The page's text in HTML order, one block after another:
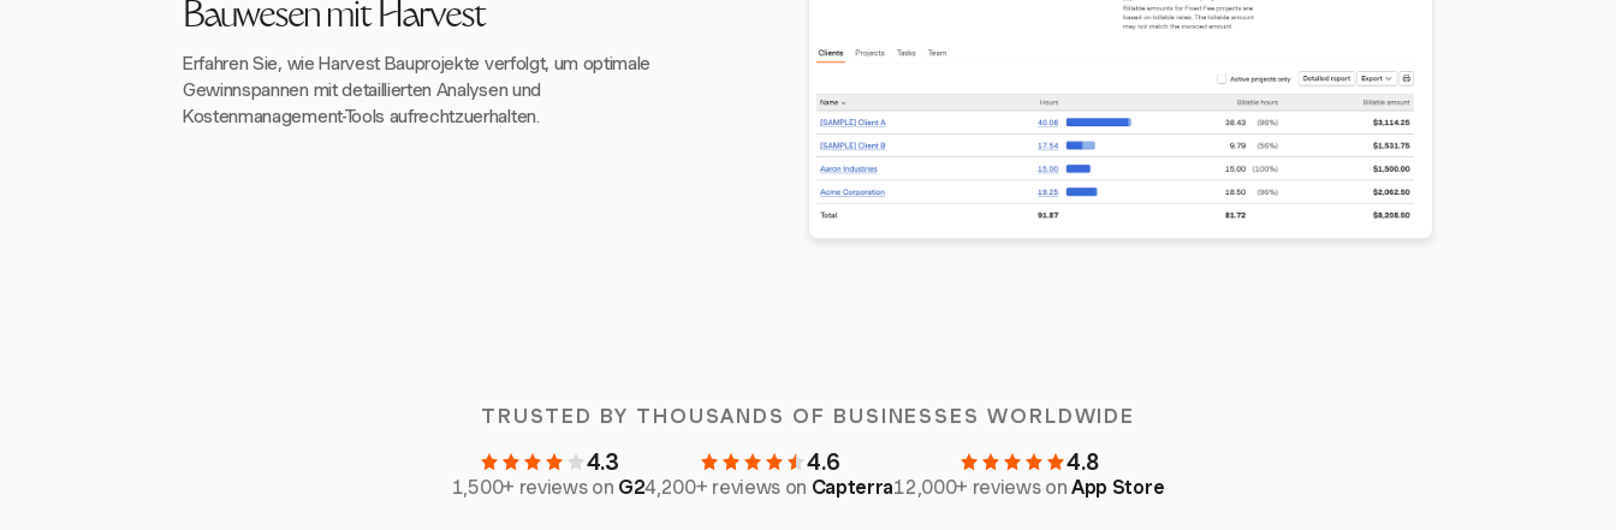
Bauwesen mit Harvest
Erfahren Sie, wie Harvest Bauprojekte verfolgt, um optimale
Gewinnspannen mit detaillierten Analysen und
Kostenmanagement-Tools aufrechtzuerhalten.
TRUSTED BY THOUSANDS OF BUSINESSES WORLDWIDE
4.3
1,500+ reviews on G2
4.6
4,200+ reviews on Capterra
4.8
12,000+ reviews onApp Store